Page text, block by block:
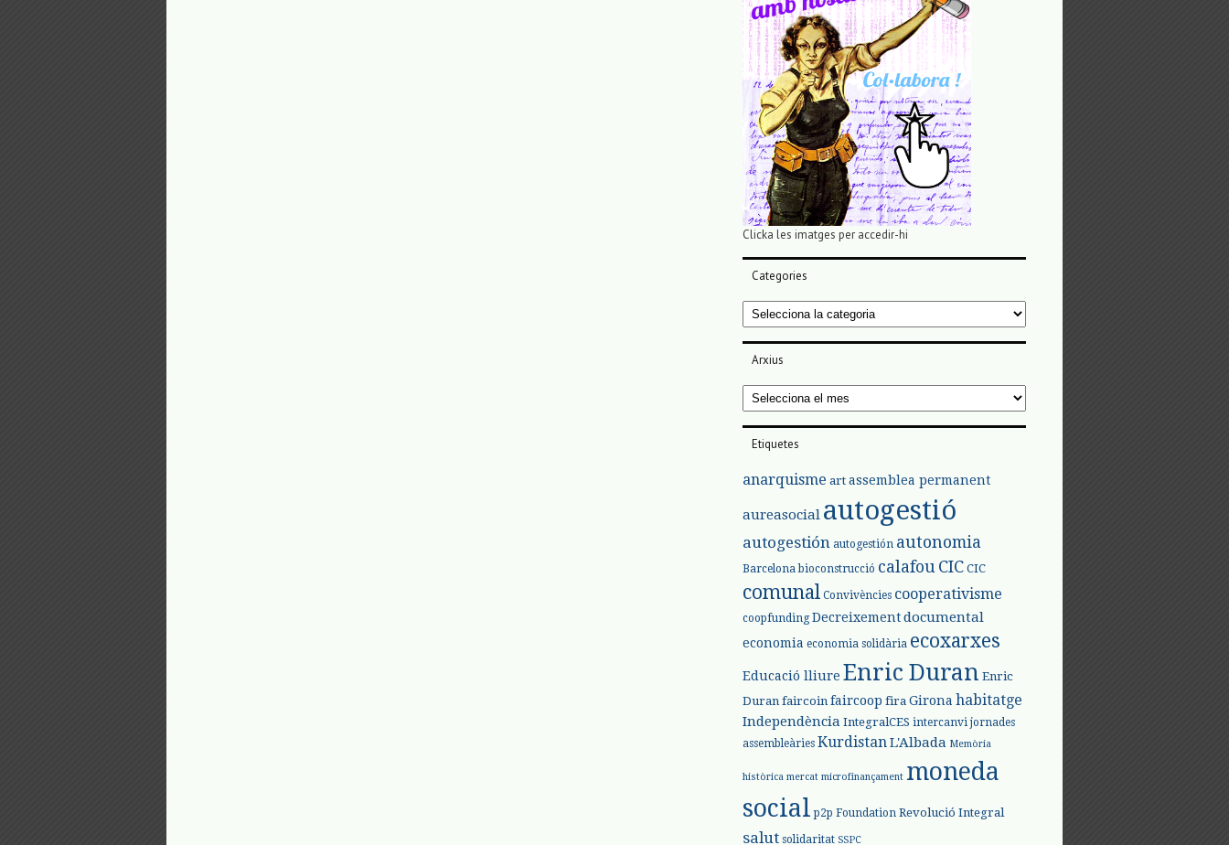
Clicka les imatges per accedir-hi
Categories
Categories
Arxius
Arxius
Etiquetes
anarquisme art assemblea permanent
aureasocial autogestió
autogestión autogestión autonomia
Barcelona bioconstrucció calafou CIC CIC
comunal Convivències cooperativisme
coopfunding Decreixementdocumental
economia economia solidària ecoxarxes
Educació lliure Enric Duran Enric
Duran faircoin faircoop fira Girona habitatge
Independència IntegralCES intercanvi jornades
assembleàries Kurdistan L'Albada Memòria
històrica mercat microfinançament moneda
social p2p Foundation Revolució Integral
salut solidaritat SSPC